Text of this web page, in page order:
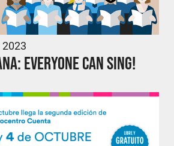
EVERYONE CAN SING!